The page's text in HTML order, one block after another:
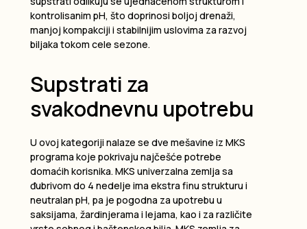
kontrolisanim pH, što doprinosi boljoj drenaži,
manjoj kompakciji i stabilnijim uslovima za razvoj
biljaka tokom cele sezone.
Supstrati za
svakodnevnu upotrebu
U ovoj kategoriji nalaze se dve mešavine iz MKS
programa koje pokrivaju najčešće potrebe
domaćih korisnika. MKS univerzalna zemlja sa
đubrivom do 4 nedelje ima ekstra finu strukturu i
neutralan pH, pa je pogodna za upotrebu u
saksijama, žardinjerama i lejama, kao i za različite